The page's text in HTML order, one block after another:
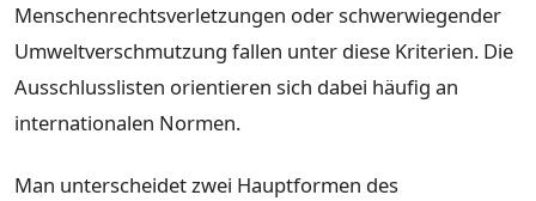
Menschenrechtsverletzungen oder schwerwiegender
Umweltverschmutzung fallen unter diese Kriterien. Die
Ausschlusslisten orientieren sich dabei häufig an
internationalen Normen.
Man unterscheidet zwei Hauptformen des